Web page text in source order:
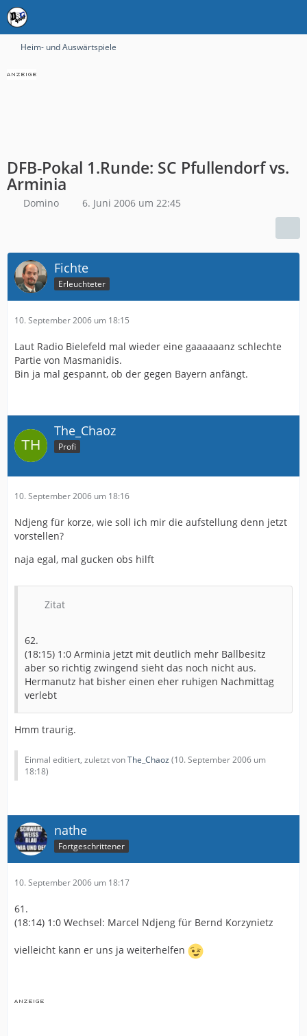
Heim- und Auswärtspiele
DFB-Pokal 1.Runde: SC Pfullendorf vs.
Arminia
Domino 6. Juni 2006 um 22:45
Fichte
Erleuchteter
10. September 2006 um 18:15
Laut Radio Bielefeld mal wieder eine gaaaaaanz schlechte
Partie von Masmanidis.
Bin ja mal gespannt, ob der gegen Bayern anfängt.
The_Chaoz
Profi
10. September 2006 um 18:16
Ndjeng für korze, wie soll ich mir die aufstellung denn jetzt
vorstellen?
naja egal, mal gucken obs hilft
Zitat
62.
(18:15) 1:0 Arminia jetzt mit deutlich mehr Ballbesitz
aber so richtig zwingend sieht das noch nicht aus.
Hermanutz hat bisher einen eher ruhigen Nachmittag
verlebt
Hmm traurig.
Einmal editiert, zuletzt vonThe_Chaoz (10. September 2006 um
18:18)
nathe
Fortgeschrittener
10. September 2006 um 18:17
61.
(18:14) 1:0 Wechsel: Marcel Ndjeng für Bernd Korzynietz
vielleicht kann er uns ja weiterhelfen